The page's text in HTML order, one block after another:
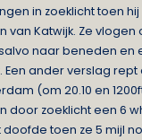
in zoeklicht toen hij
van Katwijk. Ze vlogen
naar beneden en
Een ander verslag rept
(om 20.10 en
door zoeklicht een 6
toen ze 5 mijl